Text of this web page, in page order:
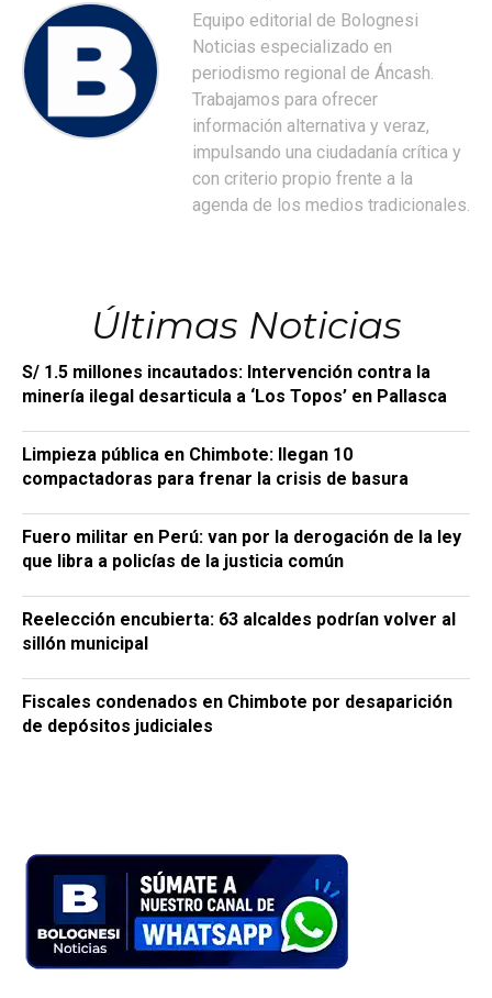
Equipo editorial de Bolognesi
Noticias especializado en
periodismo regional de Áncash.
Trabajamos para ofrecer
información alternativa y veraz,
impulsando una ciudadanía crítica y
con criterio propio frente a la
agenda de los medios tradicionales.
Últimas Noticias
S/ 1.5 millones incautados: Intervención contra la
minería ilegal desarticula a ‘Los Topos’ en Pallasca
Limpieza pública en Chimbote: llegan 10
compactadoras para frenar la crisis de basura
Fuero militar en Perú: van por la derogación de la ley
que libra a policías de la justicia común
Reelección encubierta: 63 alcaldes podrían volver al
sillón municipal
Fiscales condenados en Chimbote por desaparición
de depósitos judiciales